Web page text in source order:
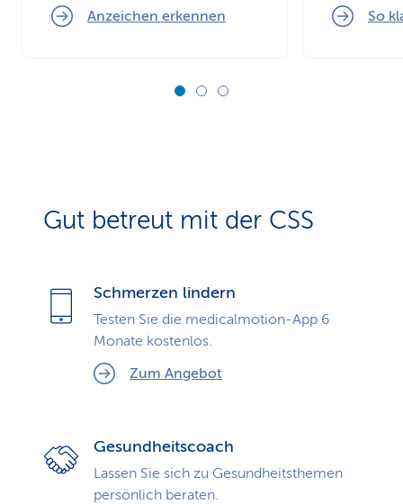
Anzeichen erkennen So
Gut betreut mit der CSS
Schmerzen lindern
Testen Sie die medicalmotion-App 6
Monate kostenlos.
Zum Angebot
Gesundheitscoach
Lassen Sie sich zu Gesundheits­themen
persönlich beraten.